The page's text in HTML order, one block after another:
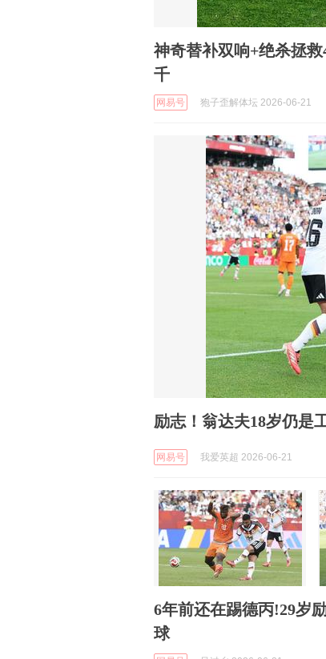
神奇替补双响+绝杀拯
千
网易号 狍子歪解体坛 2026-06-21
励志！翁达夫18岁仍是
网易号 我爱英超 2026-06-21
6年前还在踢德丙!29岁
球